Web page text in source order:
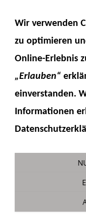
Bauservice
Teleskoplader
Wir verwenden
zu optimieren
Online-Erlebnis
„Erlauben“
einverstanden.
Informationen